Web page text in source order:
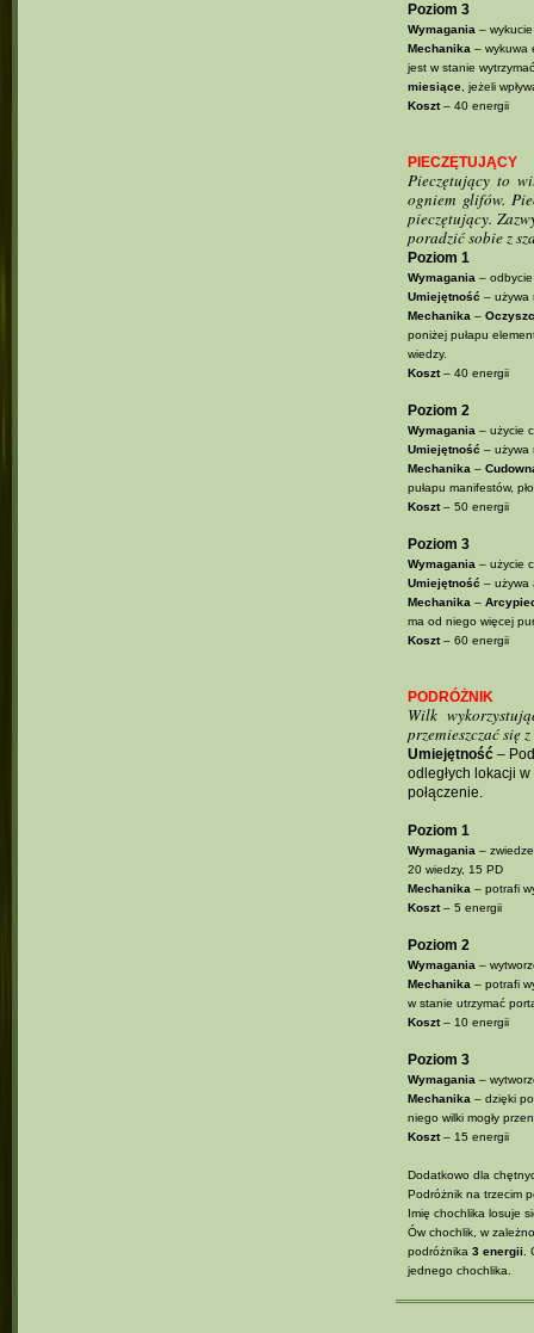
Poziom 3
Wymagania– wykucie
Mechanika– wykuwa
jest w stanie
miesiące, jeżeli
Koszt– 40 energii
PIECZĘTUJĄCY
Pieczętujący to
ogniem glifów.
pieczętujący.
poradzić sobie z
Poziom 1
Wymagania– odbycie
Umiejętność – używa
Mechanika–
poniżej pułapu
wiedzy.
Koszt– 40 energii
Poziom 2
Wymagania– użycie
Umiejętność – używa
Mechanika–
pułapu manifestów,
Koszt– 50 energii
Poziom 3
Wymagania– użycie
Umiejętność – używa
Mechanika–
ma od niego więcej
Koszt– 60 energii
PODRÓŻNIK
Wilk
przemieszczać się
Umiejętność–
odległych lokacji
połączenie.
Poziom 1
Wymagania–
20 wiedzy, 15 PD
Mechanika– potrafi
Koszt– 5 energii
Poziom 2
Wymagania–
Mechanika– potrafi
w stanie utrzymać
Koszt– 10 energii
Poziom 3
Wymagania–
Mechanika– dzięki
niego wilki mogły
Koszt– 15 energii
Dodatkowo dla
Podróżnik na trzecim
Imię chochlika losuje
Ów chochlik, w
podróżnika 3 energii.
jednego chochlika.